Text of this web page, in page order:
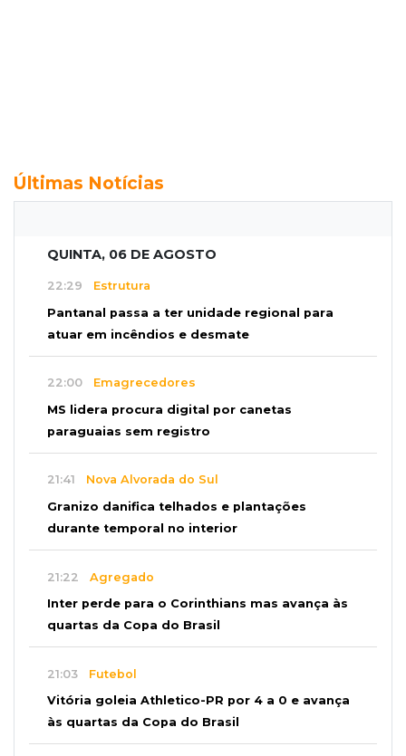
Últimas Notícias
QUINTA, 06 DE AGOSTO
22:29 Estrutura
Pantanal passa a ter unidade regional para
atuar em incêndios e desmate
22:00 Emagrecedores
MS lidera procura digital por canetas
paraguaias sem registro
21:41 Nova Alvorada do Sul
Granizo danifica telhados e plantações
durante temporal no interior
21:22 Agregado
Inter perde para o Corinthians mas avança às
quartas da Copa do Brasil
21:03 Futebol
Vitória goleia Athletico-PR por 4 a 0 e avança
às quartas da Copa do Brasil